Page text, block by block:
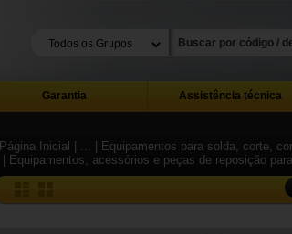
Garantia Assistência técnica
Página Inicial | ...
| Equipamentos para solda, corte,
| Equipamentos, acessórios e peças de reposição